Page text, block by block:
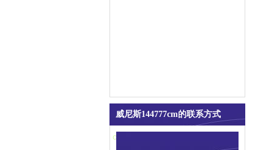
威尼斯144777cm的联系方式
contact us